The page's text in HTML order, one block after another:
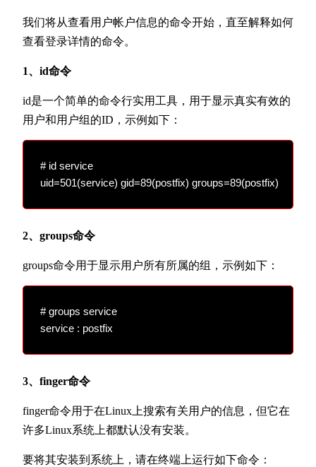
我们将从查看用户帐户信息的命令开始，直至解释如何
查看登录详情的命令。
1、id命令
id是一个简单的命令行实用工具，用于显示真实有效的
用户和用户组的ID，示例如下：
# id service
2、groups命令
groups命令用于显示用户所有所属的组，示例如下：
# groups service
service : postfix
3、finger命令
finger命令用于在Linux上搜索有关用户的信息，但它在
许多Linux系统上都默认没有安装。
要将其安装到系统上，请在终端上运行如下命令：